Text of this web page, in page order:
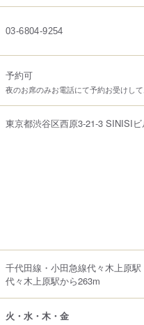
03-6804-9254
予約可
夜のお席のみお電話にて予約お受けして
東京都渋谷区西原3-21-3 SINISIビ
千代田線・小田急線代々木上原
代々木上原駅から263m
火・水・木・金